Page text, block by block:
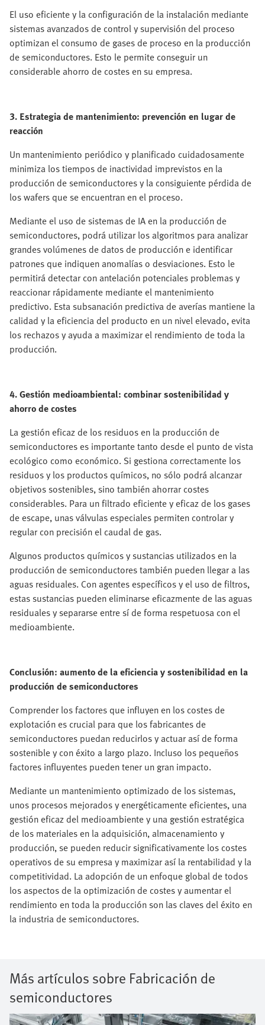
El uso eficiente y la configuración de la instalación mediante
sistemas avanzados de control y supervisión del proceso
optimizan el consumo de gases de proceso en la producción
de semiconductores. Esto le permite conseguir un
considerable ahorro de costes en su empresa.
3. Estrategia de mantenimiento: prevención en lugar de
reacción
Un mantenimiento periódico y planificado cuidadosamente
minimiza los tiempos de inactividad imprevistos en la
producción de semiconductores y la consiguiente pérdida de
los wafers que se encuentran en el proceso.
Mediante el uso de sistemas de IA en la producción de
semiconductores, podrá utilizar los algoritmos para analizar
grandes volúmenes de datos de producción e identificar
patrones que indiquen anomalías o desviaciones. Esto le
permitirá detectar con antelación potenciales problemas y
reaccionar rápidamente mediante el mantenimiento
predictivo. Esta subsanación predictiva de averías mantiene la
calidad y la eficiencia del producto en un nivel elevado, evita
los rechazos y ayuda a maximizar el rendimiento de toda la
producción.
4. Gestión medioambiental: combinar sostenibilidad y
ahorro de costes
La gestión eficaz de los residuos en la producción de
semiconductores es importante tanto desde el punto de vista
ecológico como económico. Si gestiona correctamente los
residuos y los productos químicos, no sólo podrá alcanzar
objetivos sostenibles, sino también ahorrar costes
considerables. Para un filtrado eficiente y eficaz de los gases
de escape, unas válvulas especiales permiten controlar y
regular con precisión el caudal de gas.
Algunos productos químicos y sustancias utilizados en la
producción de semiconductores también pueden llegar a las
aguas residuales. Con agentes específicos y el uso de filtros,
estas sustancias pueden eliminarse eficazmente de las aguas
residuales y separarse entre sí de forma respetuosa con el
medioambiente.
Conclusión: aumento de la eficiencia y sostenibilidad en la
producción de semiconductores
Comprender los factores que influyen en los costes de
explotación es crucial para que los fabricantes de
semiconductores puedan reducirlos y actuar así de forma
sostenible y con éxito a largo plazo. Incluso los pequeños
factores influyentes pueden tener un gran impacto.
Mediante un mantenimiento optimizado de los sistemas,
unos procesos mejorados y energéticamente eficientes, una
gestión eficaz del medioambiente y una gestión estratégica
de los materiales en la adquisición, almacenamiento y
producción, se pueden reducir significativamente los costes
operativos de su empresa y maximizar así la rentabilidad y la
competitividad. La adopción de un enfoque global de todos
los aspectos de la optimización de costes y aumentar el
rendimiento en toda la producción son las claves del éxito en
la industria de semiconductores.
Más artículos sobre Fabricación de
semiconductores